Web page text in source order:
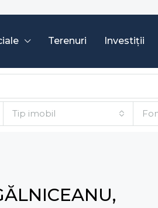
Terenuri Investiții
Tip imobil